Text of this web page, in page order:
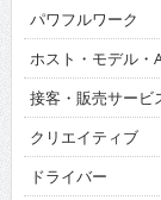
パワフルワーク
ホスト・モデル・
接客・販売サービ
クリエイティブ
ドライバー